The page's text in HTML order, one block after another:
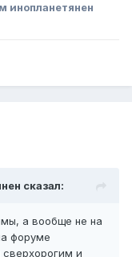
инопланетянен
сказал:
а вообще не на
форуме
сверхорогим и